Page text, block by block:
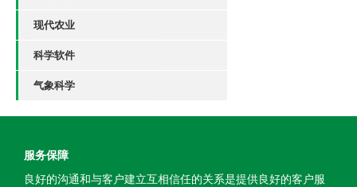
现代农业
科学软件
气象科学
服务保障
良好的沟通和与客户建立互相信任的关系是提供良好的客户服